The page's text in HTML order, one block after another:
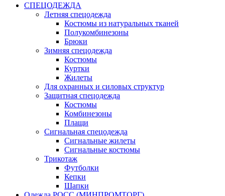
СПЕЦОДЕЖДА
Летняя спецодежда
Костюмы из натуральных тканей
Полукомбинезоны
Брюки
Зимняя спецодежда
Костюмы
Куртки
Жилеты
Для охранных и силовых структур
Защитная спецодежда
Костюмы
Комбинезоны
Плащи
Сигнальная спецодежда
Сигнальные жилеты
Сигнальные костюмы
Трикотаж
Футболки
Кепки
Шапки